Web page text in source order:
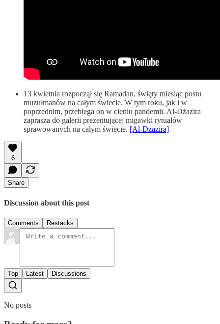
13 kwietnia rozpoczął się Ramadan, święty miesiąc postu
muzułmanów na całym świecie. W tym roku, jak i w
poprzednim, przebiega on w cieniu pandemii. Al-Dżazira
zaprasza do galerii prezentującej migawki rytuałów
sprawowanych na całym świecie. [Al-Dżazira]
6
Share
Discussion about this post
Comments Restacks
Top Latest Discussions
No posts